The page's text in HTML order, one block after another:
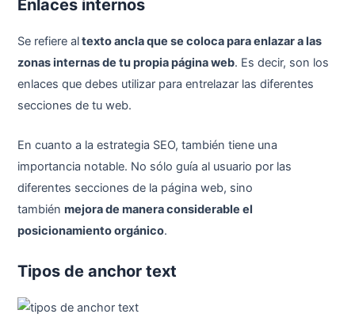
Enlaces internos
Se refiere altexto ancla que se coloca para enlazar a las
zonas internas de tu propia página web. Es decir, son los
enlaces que debes utilizar para entrelazar las diferentes
secciones de tu web.
En cuanto a la estrategia SEO, también tiene una
importancia notable. No sólo guía al usuario por las
diferentes secciones de la página web, sino
tambiénmejora de manera considerable el
posicionamiento orgánico.
Tipos de anchor text